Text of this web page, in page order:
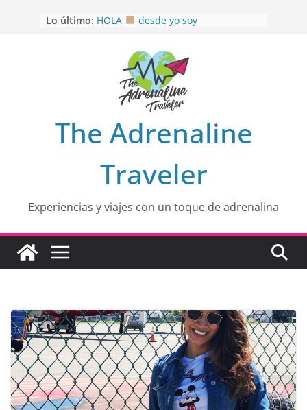
Lo último: HOLA
desde yo soy
EL SENDERO DEL CACAO: Excelente
opción
HOSPEDAJE AL NATURALSHH !!
OTRA PERSPECTIVA de RÍO EL
MULITO!
The Adrenaline
Traveler
Experiencias y viajes con un toque de adrenalina